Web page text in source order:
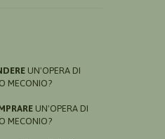
UN'OPERA DI
MECONIO?
UN'OPERA DI
MECONIO?